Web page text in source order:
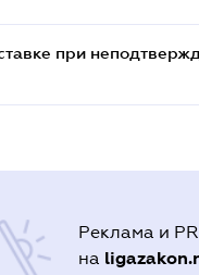
при
Реклама и PR
на